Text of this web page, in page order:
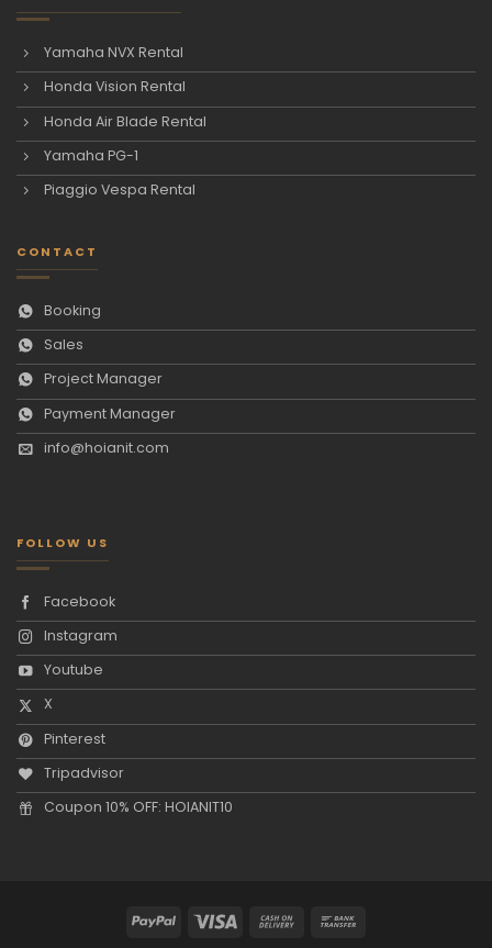
Yamaha NVX Rental
Honda Vision Rental
Honda Air Blade Rental
Yamaha PG-1
Piaggio Vespa Rental
CONTACT
Booking
Sales
Project Manager
Payment Manager
info@hoianit.com
FOLLOW US
Facebook
Instagram
Youtube
X
Pinterest
Tripadvisor
Coupon 10% OFF: HOIANIT10